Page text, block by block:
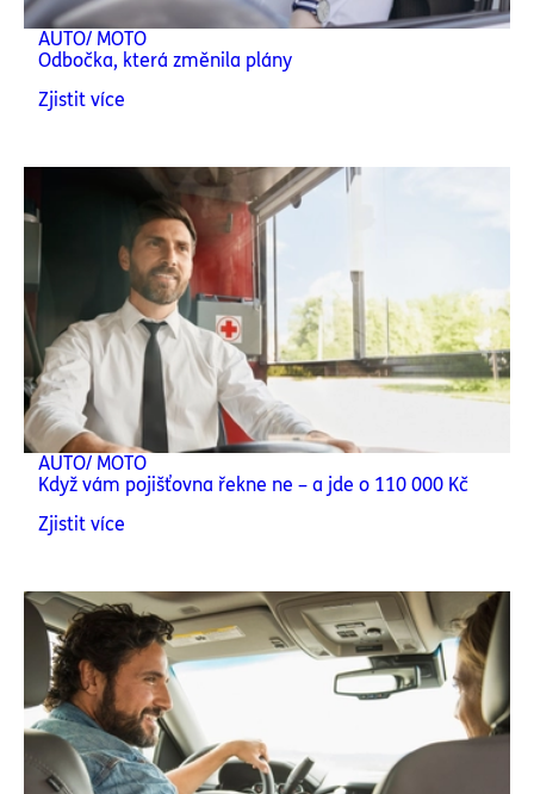
AUTO/ MOTO
Odbočka, která změnila plány
Zjistit více
AUTO/ MOTO
Když vám pojišťovna řekne ne – a jde o 110 000 Kč
Zjistit více